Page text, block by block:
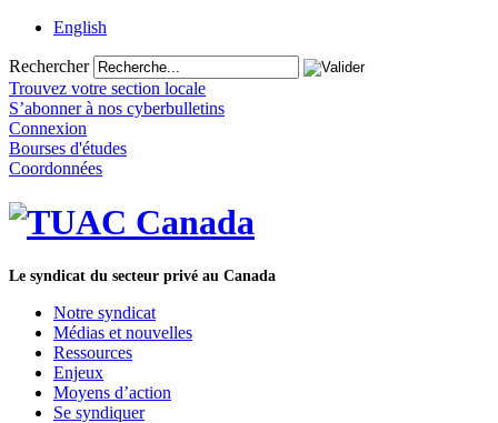
English
Rechercher
Trouvez votre section locale
S’abonner à nos cyberbulletins
Connexion
Bourses d'études
Coordonnées
Le syndicat du secteur privé au Canada
Notre syndicat
Médias et nouvelles
Ressources
Enjeux
Moyens d’action
Se syndiquer